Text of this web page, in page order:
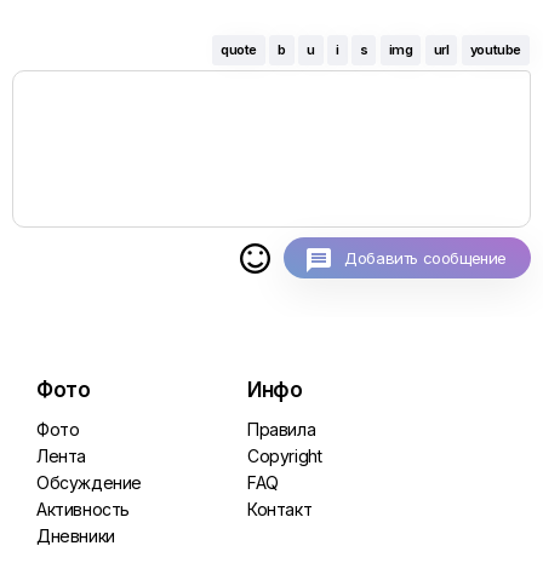
quote b u i s img url youtube
 Добавить сообщение
Фото
Фото
Лента
Обсуждение
Активность
Дневники
Инфо
Правила
Copyright
FAQ
Контакт